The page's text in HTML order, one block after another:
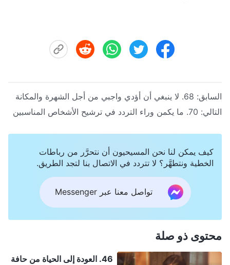
السابق: 68. لا ينبغي أن أؤدي واجبي من أجل الشهرة والمكانة
التالي: 70. ما يكمن وراء التردد في ترشيح الأشخاص المناسبين
كيف يمكن لنا نحن المسيحيون أن نتحرَّر من رباطات
الخطية ونتطهَّر؟ لا تتردد في الاتصال بنا لتجد الطريق.
تواصل معنا عبر Messenger
محتوى ذو صلة
46. العودة إلى الحياة من حافة